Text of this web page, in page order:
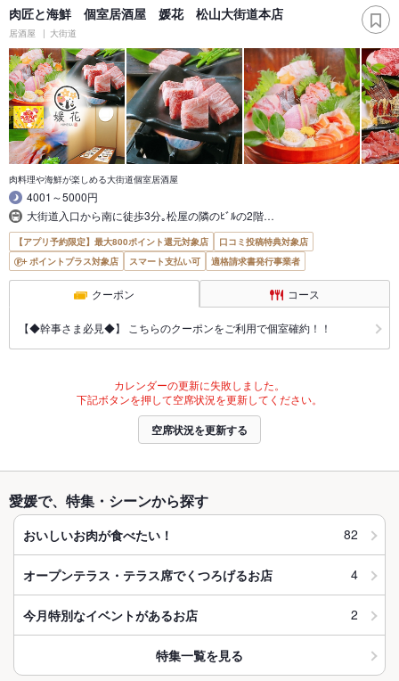
肉匠と海鮮 個室居酒屋 媛花 松山大街道本店
居酒屋 大街道
肉料理や海鮮が楽しめる大街道個室居酒屋
4001～5000円
大街道入口から南に徒歩3分｡松屋の隣のﾋﾞﾙの2階…
【アプリ予約限定】最大800ポイント還元対象店
口コミ投稿特典対象店
ポイントプラス対象店
スマート支払い可 適格請求書発行事業者
クーポン コース
【◆幹事さま必見◆】 こちらのクーポンをご利用で個室確約！！
カレンダーの更新に失敗しました。
下記ボタンを押して空席状況を更新してください。
空席状況を更新する
愛媛で、特集・シーンから探す
おいしいお肉が食べたい！ 82
オープンテラス・テラス席でくつろげるお店 4
今月特別なイベントがあるお店 2
特集一覧を見る